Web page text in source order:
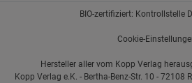
BIO-zertifiziert: Kontrollstelle
Cookie-
Hersteller aller vom Kopp Verlag
Kopp Verlag e.K. - Bertha-Benz-Str. 10 - 72108